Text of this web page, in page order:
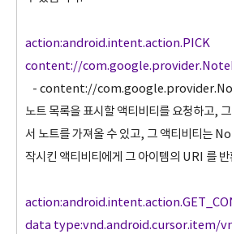
action:android.intent.action.PICK
content://
- content://
노트 목록을 표시할 액티비티를 요청하고,
서 노트를 가져올 수 있고, 그 액티비티는
작시킨 액티비티에게 그 아이템의 URI 를 반
data type:vnd.android.cursor.item/